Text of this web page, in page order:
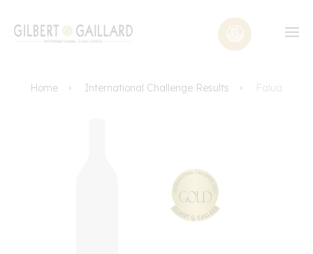
Home International Challenge Results Falua